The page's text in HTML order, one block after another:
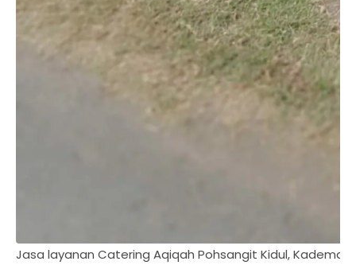
Jasa layanan Catering Aqiqah Pohsangit Kidul,